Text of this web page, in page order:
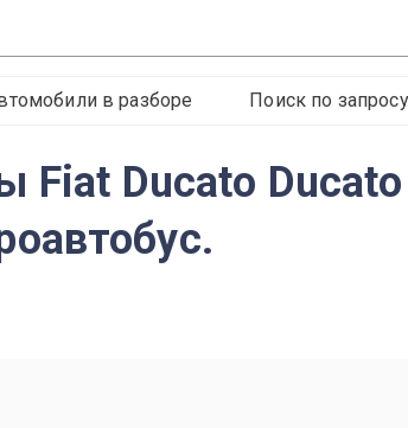
в разборе Поиск по запросу
Fiat Ducato